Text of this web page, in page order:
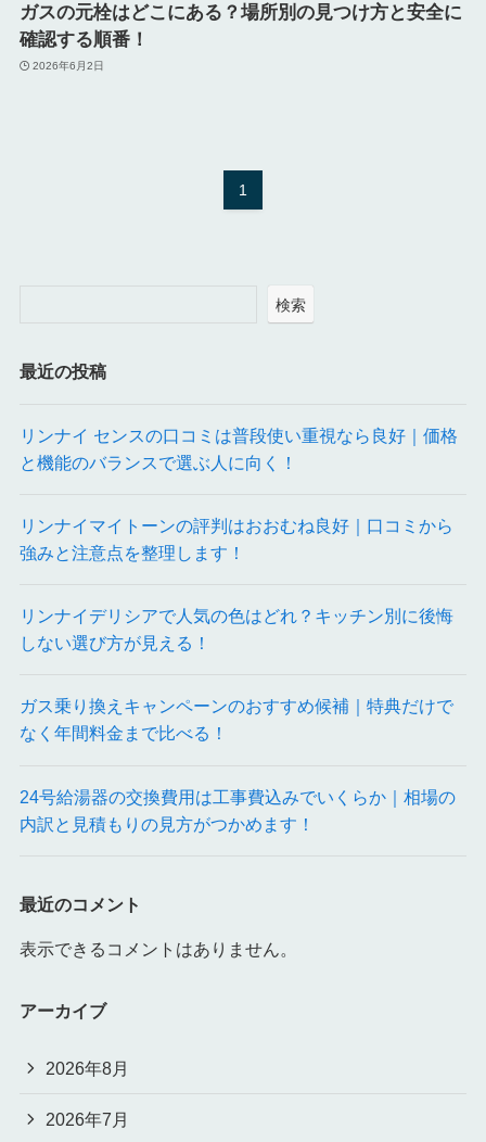
ガスの元栓はどこにある？場所別の見つけ方と安全に
確認する順番！
2026年6月2日
1
検索
最近の投稿
リンナイ センスの口コミは普段使い重視なら良好｜価格
と機能のバランスで選ぶ人に向く！
リンナイマイトーンの評判はおおむね良好｜口コミから
強みと注意点を整理します！
リンナイデリシアで人気の色はどれ？キッチン別に後悔
しない選び方が見える！
ガス乗り換えキャンペーンのおすすめ候補｜特典だけで
なく年間料金まで比べる！
24号給湯器の交換費用は工事費込みでいくらか｜相場の
内訳と見積もりの見方がつかめます！
最近のコメント
表示できるコメントはありません。
アーカイブ
2026年8月
2026年7月